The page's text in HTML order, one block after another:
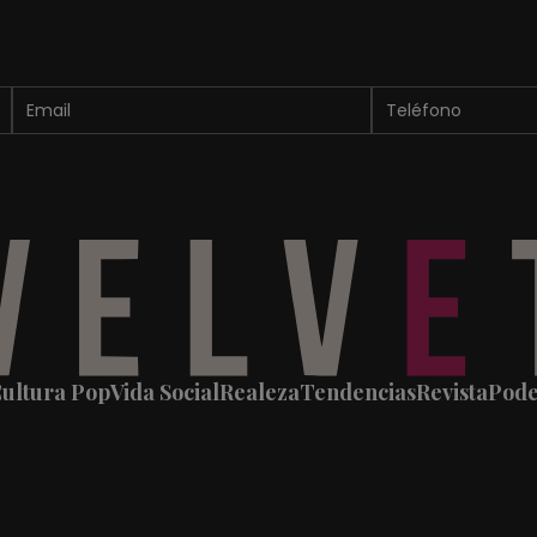
PopVida SocialRealezaTendenciasRevista